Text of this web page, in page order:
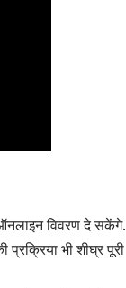
विवरण दे सकेंगे.
भी शीघ्र पूरी